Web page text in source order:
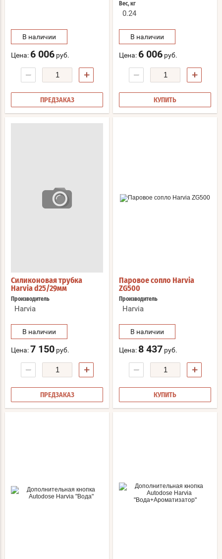
В наличии
Цена: 6 006 руб.
− +
ПРЕДЗАКАЗ
Вес, кг
0.24
В наличии
Цена: 6 006 руб.
− +
КУПИТЬ
Силиконовая трубка
Harvia d25/29мм
Производитель
Harvia
В наличии
Цена:7 150 руб.
− +
ПРЕДЗАКАЗ
Паровое сопло Harvia
ZG500
Производитель
Harvia
В наличии
Цена: 8 437 руб.
− +
КУПИТЬ